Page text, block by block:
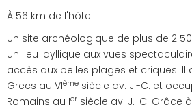
À 56 km de l'hôtel
Un site archéologique de plus de 2
un lieu idyllique aux vues
accès aux belles plages et criques. Il
Grecs au VIème siècle av. J.-C. et
Romains au Ier siècle av. J.-C. Grâce